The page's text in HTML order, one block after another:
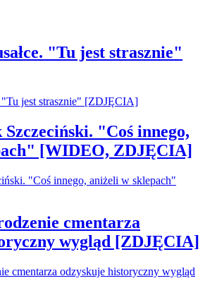
"Tu jest strasznie"
"Coś innego,
[WIDEO, ZDJĘCIA]
cmentarza
wygląd [ZDJĘCIA]